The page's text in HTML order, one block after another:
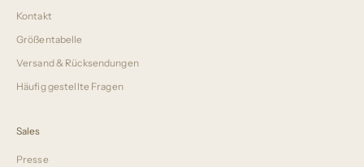
Kontakt
Größentabelle
Versand & Rücksendungen
Häufig gestellte Fragen
Sales
Presse